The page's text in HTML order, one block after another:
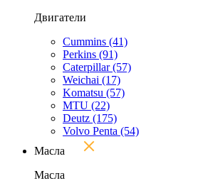
Двигатели
Cummins (41)
Perkins (91)
Caterpillar(57)
Weichai (17)
Komatsu (57)
MTU (22)
Deutz (175)
Volvo Penta (54)
Масла
Масла